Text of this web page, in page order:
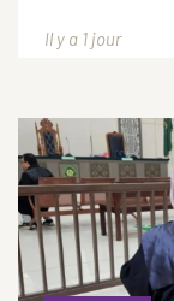
Il y a 1 jour